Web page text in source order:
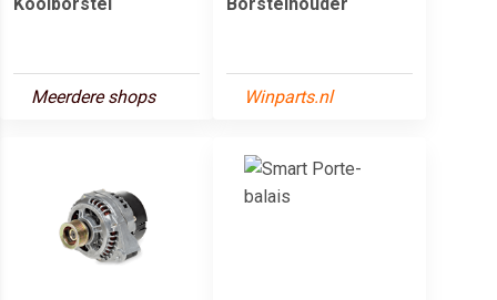
Meerdere shops Winparts.nl